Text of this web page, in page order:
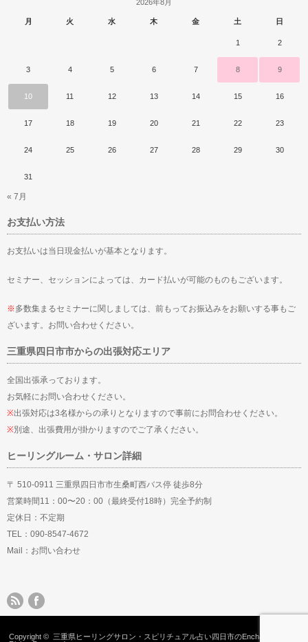
2026年8月
月 火 水 木 金 土 日
1 2
3 4 5 6 7 8 9
10 11 12 13 14 15 16
17 18 19 20 21 22 23
24 25 26 27 28 29 30
31
« 7月
お支払い方法
お支払いは当日現金払いが基本となります。
セミナー、セッションによっては、カード払いが可能のものもございます。
※多数集まるセミナーに関しましては、前もってお振込みをお願いする事もご
ざいます。お問い合わせください。
三重県四日市市からの出張対応エリア
全国出張承っております。
お気軽にお問い合わせください。
※出張対応は3名様からの承りとなりますので事前にお問合わせください。
※別途、出張費用が掛かりますのでご了承ください。
ヒーリングルーム・サロン詳細
〒 510-0911 三重県四日市市生桑町西バス停 徒歩8分
営業時間11：00〜20：00（最終受付18時）完全予約制
定休日：不定期
TEL：090-8547-4672
Mail： お問い合わせ
Copyright © 三重県ヒーリングサロン・スピリチュアル占い四日市のEnchantMent